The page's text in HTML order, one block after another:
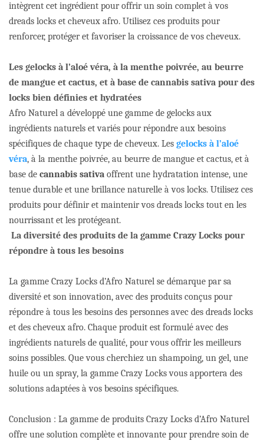
intègrent cet ingrédient pour offrir un soin complet à vos
dreads locks et cheveux afro. Utilisez ces produits pour
renforcer, protéger et favoriser la croissance de vos cheveux.
Les gelocks à l’aloé véra, à la menthe poivrée, au beurre
de mangue et cactus, et à base de cannabis sativa pour des
locks bien définies et hydratées
Afro Naturel a développé une gamme de gelocks aux
ingrédients naturels et variés pour répondre aux besoins
spécifiques de chaque type de cheveux. Les gelocks à l’aloé
véra, à la menthe poivrée, au beurre de mangue et cactus, et à
base de cannabis sativa offrent une hydratation intense, une
tenue durable et une brillance naturelle à vos locks. Utilisez ces
produits pour définir et maintenir vos dreads locks tout en les
nourrissant et les protégeant.
La diversité des produits de la gamme Crazy Locks pour
répondre à tous les besoins
La gamme Crazy Locks d’Afro Naturel se démarque par sa
diversité et son innovation, avec des produits conçus pour
répondre à tous les besoins des personnes avec des dreads locks
et des cheveux afro. Chaque produit est formulé avec des
ingrédients naturels de qualité, pour vous offrir les meilleurs
soins possibles. Que vous cherchiez un shampoing, un gel, une
huile ou un spray, la gamme Crazy Locks vous apportera des
solutions adaptées à vos besoins spécifiques.
Conclusion : La gamme de produits Crazy Locks d’Afro Naturel
offre une solution complète et innovante pour prendre soin de